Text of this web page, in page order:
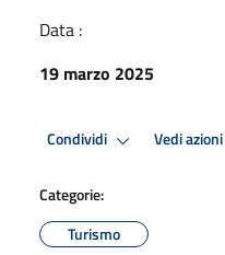
Data :
19 marzo 2025
Condividi Vedi azioni
Categorie:
Turismo